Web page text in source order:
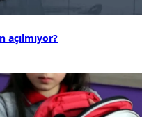
açılmıyor?